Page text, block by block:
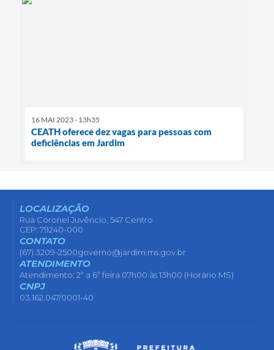
16 MAI 2023 - 13h35
CEATH oferece dez vagas para pessoas com
deficiências em Jardim
LOCALIZAÇÃO
Rua Coronel Juvêncio, 547 Centro
CEP: 79240-000
CONTATO
(67) 3209-2500governo@jardim.ms.gov.br
ATENDIMENTO
Atendimento: 2ª a 6ª feira 07h00 às 13h00 (Horário MS)
CNPJ
03.162.047/0001-40